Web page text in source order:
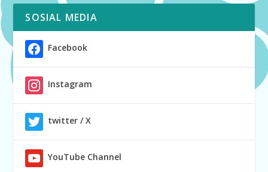
SOSIAL MEDIA
Facebook
Instagram
twitter / X
YouTube Channel